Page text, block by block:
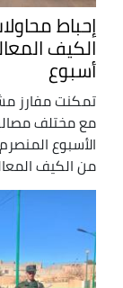
الكيف
أسبوع
تمكنت مفارز
مع مختلف مصالح
من الكيف